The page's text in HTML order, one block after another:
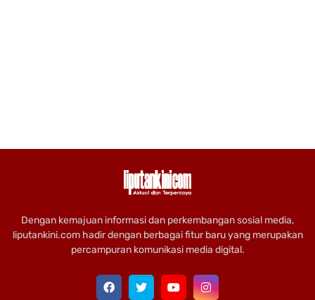
Dengan kemajuan informasi dan perkembangan sosial media,
liputankini.com hadir dengan berbagai fitur baru yang merupakan
percampuran komunikasi media digital.